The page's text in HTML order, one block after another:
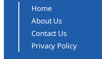
Home
About Us
Contact Us
Privacy Policy